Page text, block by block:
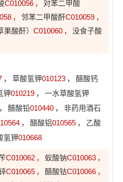
C010056 ，
对苯二甲酸
， 邻苯二甲酸酐C010059 ，
酸酐） C010060 ，
没食子酸
， 草酸氢钾010123 ，
醋酸钙
钾010219 ，
一水草酸氢钾
， 醋酸铅010440 ，
非药用酒石
， 醋酸铝010565 ，
乙酸
氢钾010668
C010062 ， 蚁酸钠C010063 ，
C010065 ， 醋酸钴C010066 ，